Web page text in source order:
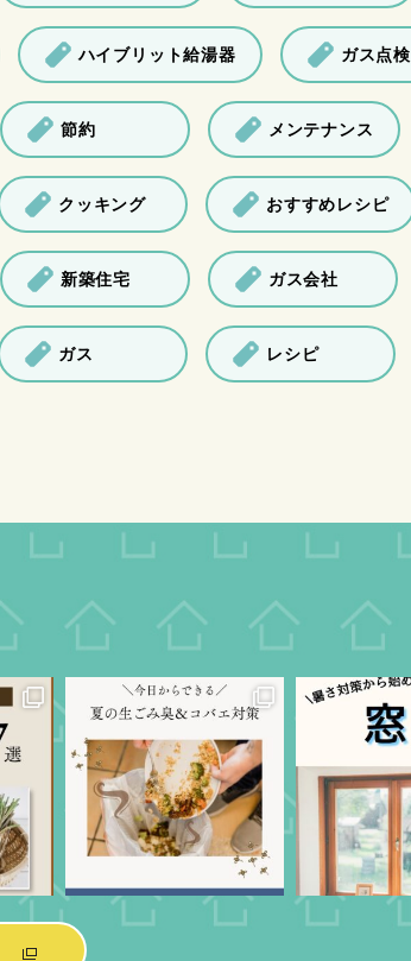
ハイブリット給湯器 ガス点検
節約 メンテナンス
クッキング おすすめレシピ
新築住宅 ガス会社
ガス レシピ